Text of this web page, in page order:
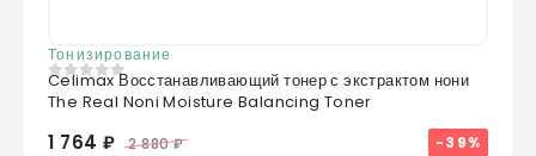
Тонизирование
0из 5
Celimax Восстанавливающий тонер с экстрактом нони
The Real Noni Moisture Balancing Toner
1 764 ₽ 2 880 ₽ -39%